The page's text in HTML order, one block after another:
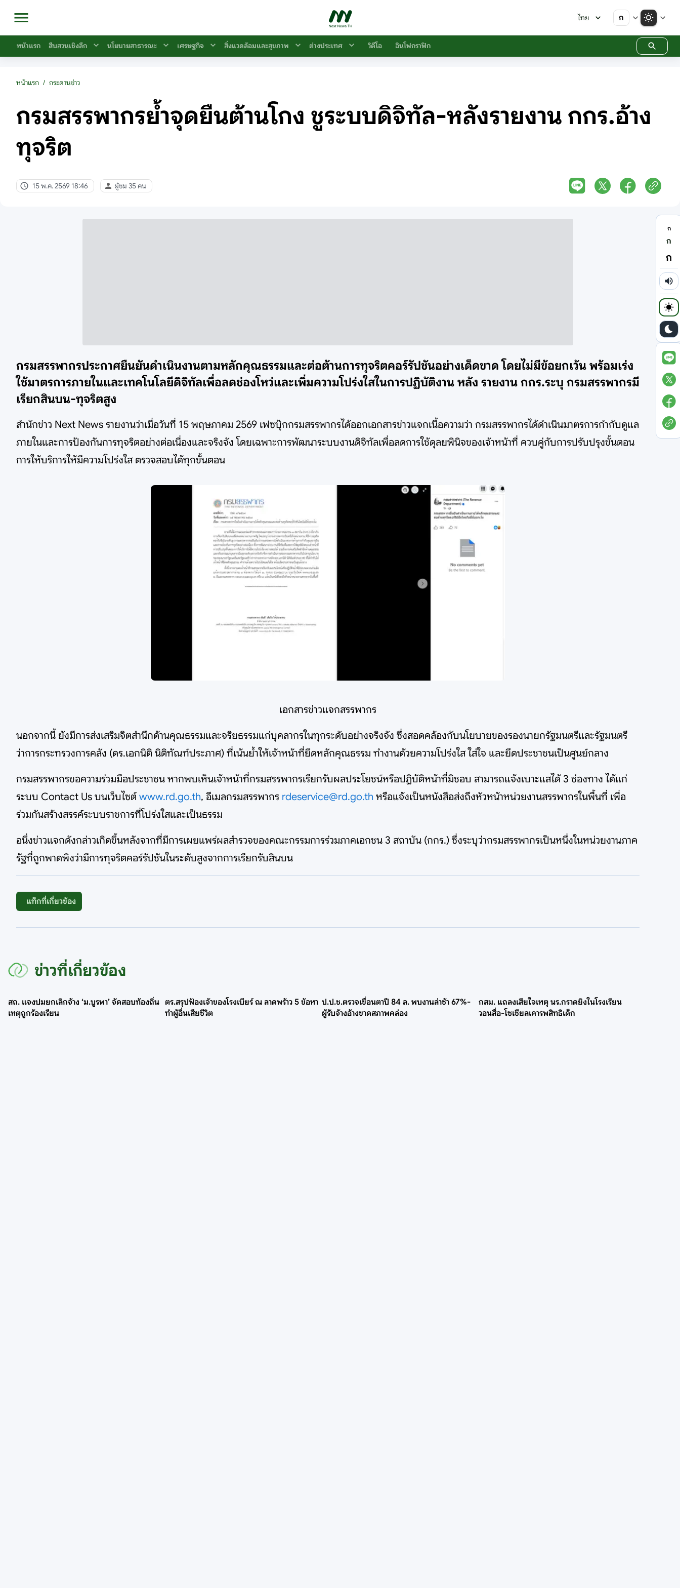
ไทย ก
หน้าแรก สืบสวนเชิงลึก นโยบายสาธารณะ เศรษฐกิจ สิ่งแวดล้อมและสุขภาพ ต่างประเทศ วิดีโอ อินโฟกราฟิก
หน้าแรก / กระดานข่าว
กรมสรรพากรย้ำจุดยืนต้านโกง ชูระบบดิจิทัล-หลังรายงาน กกร.อ้าง
ทุจริต
15 พ.ค. 2569 18:46 ผู้ชม 35 คน
กรมสรรพากรประกาศยืนยันดำเนินงานตามหลักคุณธรรมและต่อต้านการทุจริตคอร์รัปชันอย่างเด็ดขาด โดยไม่มีข้อยกเว้น พร้อมเร่ง
ใช้มาตรการภายในและเทคโนโลยีดิจิทัลเพื่อลดช่องโหว่และเพิ่มความโปร่งใสในการปฏิบัติงาน หลัง รายงาน กกร.ระบุ กรมสรรพากรมี
เรียกสินบน-ทุจริตสูง
สำนักข่าว Next News รายงานว่าเมื่อวันที่ 15 พฤษภาคม 2569 เฟซบุ๊กกรมสรรพากรได้ออกเอกสารข่าวแจกเนื้อความว่า กรมสรรพากรได้ดำเนินมาตรการกำกับดูแล
ภายในและการป้องกันการทุจริตอย่างต่อเนื่องและจริงจัง โดยเฉพาะการพัฒนาระบบงานดิจิทัลเพื่อลดการใช้ดุลยพินิจของเจ้าหน้าที่ ควบคู่กับการปรับปรุงขั้นตอน
การให้บริการให้มีความโปร่งใส ตรวจสอบได้ทุกขั้นตอน
เอกสารข่าวแจกสรรพากร
นอกจากนี้ ยังมีการส่งเสริมจิตสำนึกด้านคุณธรรมและจริยธรรมแก่บุคลากรในทุกระดับอย่างจริงจัง ซึ่งสอดคล้องกับนโยบายของรองนายกรัฐมนตรีและรัฐมนตรี
ว่าการกระทรวงการคลัง (ดร.เอกนิติ นิติทัณฑ์ประภาศ) ที่เน้นย้ำให้เจ้าหน้าที่ยึดหลักคุณธรรม ทำงานด้วยความโปร่งใส ใส่ใจ และยึดประชาชนเป็นศูนย์กลาง
กรมสรรพากรขอความร่วมมือประชาชน หากพบเห็นเจ้าหน้าที่กรมสรรพากรเรียกรับผลประโยชน์หรือปฏิบัติหน้าที่มิชอบ สามารถแจ้งเบาะแสได้ 3 ช่องทาง ได้แก่
ระบบ Contact Us บนเว็บไซต์ www.rd.go.th, อีเมลกรมสรรพากร rdeservice@rd.go.th หรือแจ้งเป็นหนังสือส่งถึงหัวหน้าหน่วยงานสรรพากรในพื้นที่ เพื่อ
ร่วมกันสร้างสรรค์ระบบราชการที่โปร่งใสและเป็นธรรม
อนึ่งข่าวแจกดังกล่าวเกิดขึ้นหลังจากที่มีการเผยแพร่ผลสำรวจของคณะกรรมการร่วมภาคเอกชน 3 สถาบัน (กกร.) ซึ่งระบุว่ากรมสรรพากรเป็นหนึ่งในหน่วยงานภาค
รัฐที่ถูกพาดพิงว่ามีการทุจริตคอร์รัปชันในระดับสูงจากการเรียกรับสินบน
แท็กที่เกี่ยวข้อง
ก
ก
ก
ข่าวที่เกี่ยวข้อง
สถ. แจงปมยกเลิกจ้าง ‘ม.บูรพา’ จัดสอบท้องถิ่น
เหตุถูกร้องเรียน
ตร.สรุปฟ้องเจ้าของโรงเบียร์ ณ ลาดพร้าว 5 ข้อหา
ทำผู้อื่นเสียชีวิต
ป.ป.ช.ตรวจเขื่อนตาปี 84 ล. พบงานล่าช้า 67%-
ผู้รับจ้างอ้างขาดสภาพคล่อง
กสม. แถลงเสียใจเหตุ นร.กราดยิงในโรงเรียน
วอนสื่อ-โซเชียลเคารพสิทธิเด็ก